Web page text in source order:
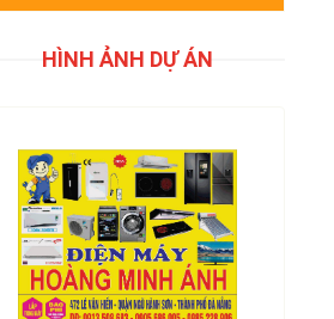
HÌNH ẢNH DỰ ÁN